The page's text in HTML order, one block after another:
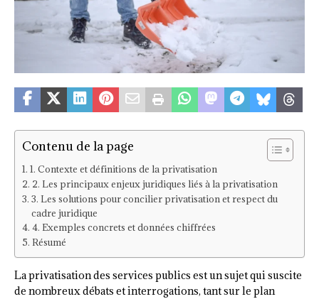
Contenu de la page
1. Contexte et définitions de la privatisation
2. Les principaux enjeux juridiques liés à la privatisation
3. Les solutions pour concilier privatisation et respect du
cadre juridique
4. Exemples concrets et données chiffrées
Résumé
La privatisation des services publics est un sujet qui suscite
de nombreux débats et interrogations, tant sur le plan